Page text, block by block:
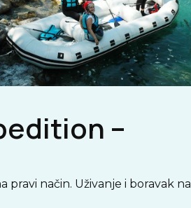
–
način. Uživanje i boravak na